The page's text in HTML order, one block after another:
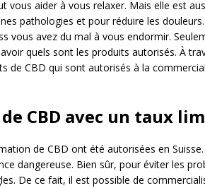
vous aider à vous relaxer. Mais elle est
pathologies et pour réduire les douleurs.
vous avez du mal à vous endormir.
quels sont les produits autorisés. À
de CBD qui sont autorisés à la
CBD avec un taux
de CBD ont été autorisées en Suisse.
dangereuse. Bien sûr, pour éviter les
De ce fait, il est possible de